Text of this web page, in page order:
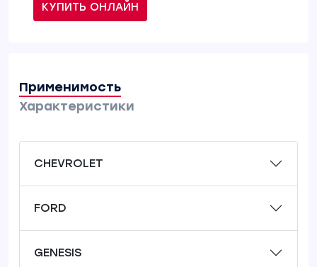
КУПИТЬ ОНЛАЙН
Применимость
Характеристики
CHEVROLET
FORD
GENESIS